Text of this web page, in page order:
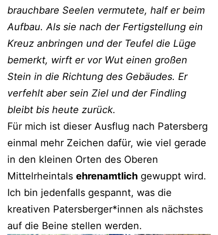
brauchbare Seelen vermutete, half er beim
Aufbau. Als sie nach der Fertigstellung ein
Kreuz anbringen und der Teufel die Lüge
bemerkt, wirft er vor Wut einen großen
Stein in die Richtung des Gebäudes. Er
verfehlt aber sein Ziel und der Findling
bleibt bis heute zurück.
Für mich ist dieser Ausflug nach Patersberg
einmal mehr Zeichen dafür, wie viel gerade
in den kleinen Orten des Oberen
Mittelrheintals ehrenamtlich gewuppt wird.
Ich bin jedenfalls gespannt, was die
kreativen Patersberger*innen als nächstes
auf die Beine stellen werden.